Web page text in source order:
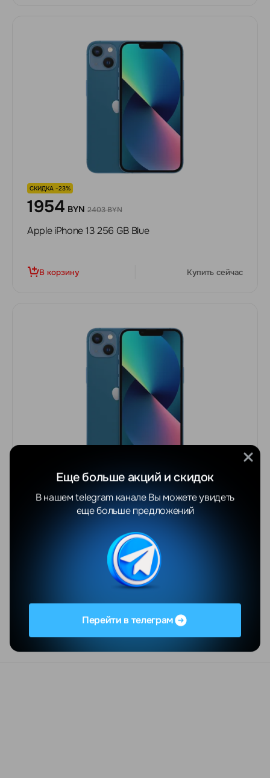
СКИДКА -23%
1954 BYN 2403 BYN
Apple iPhone 13 256 GB Blue
В корзину Купить сейчас
СКИДКА -23%
2054 BYN 2526 BYN
Apple iPhone 13 512 GB Blue
Перейти в телеграм
Еще больше акций и скидок
В нашем telegram канале Вы можете увидеть
еще больше предложений